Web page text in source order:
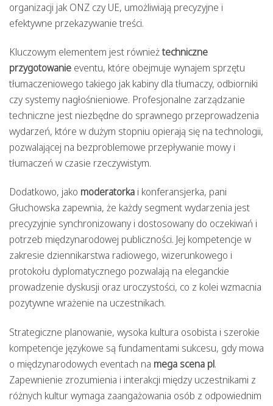
organizacji jak ONZ czy UE, umożliwiają precyzyjne i
efektywne przekazywanie treści.
Kluczowym elementem jest równieżtechniczne
przygotowanie eventu, które obejmuje wynajem sprzętu
tłumaczeniowego takiego jak kabiny dla tłumaczy, odbiorniki
czy systemy nagłośnieniowe. Profesjonalne zarządzanie
techniczne jest niezbędne do sprawnego przeprowadzenia
wydarzeń, które w dużym stopniu opierają się na technologii,
pozwalającej na bezproblemowe przepływanie mowy i
tłumaczeń w czasie rzeczywistym.
Dodatkowo, jako moderatorka i konferansjerka, pani
Głuchowska zapewnia, że każdy segment wydarzenia jest
precyzyjnie synchronizowany i dostosowany do oczekiwań i
potrzeb międzynarodowej publiczności. Jej kompetencje w
zakresie dziennikarstwa radiowego, wizerunkowego i
protokołu dyplomatycznego pozwalają na eleganckie
prowadzenie dyskusji oraz uroczystości, co z kolei wzmacnia
pozytywne wrażenie na uczestnikach.
Strategiczne planowanie, wysoka kultura osobista i szerokie
kompetencje językowe są fundamentami sukcesu, gdy mowa
o międzynarodowych eventach na mega scena pl.
Zapewnienie zrozumienia i interakcji między uczestnikami z
różnych kultur wymaga zaangażowania osób z odpowiednim